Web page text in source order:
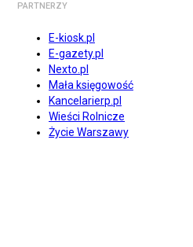
PARTNERZY
E-kiosk.pl
E-gazety.pl
Nexto.pl
Mała księgowość
Kancelarierp.pl
Wieści Rolnicze
Życie Warszawy